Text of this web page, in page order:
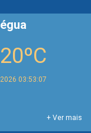
20ºC
03:53:07
+ Ver mais